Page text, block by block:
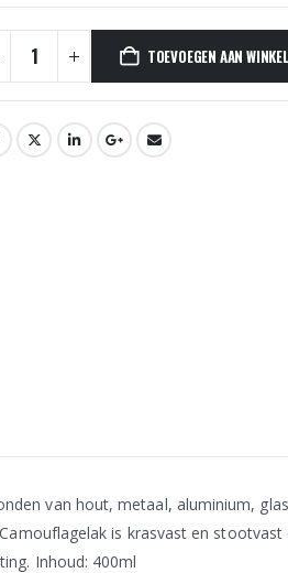
TOEVOEGEN AAN
van hout, metaal, aluminium,
is krasvast en
Inhoud: 400ml